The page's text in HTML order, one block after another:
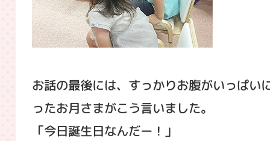
お話の最後には、すっかりお腹がいっぱい
ったお月さまがこう言いました。
「今日誕生日なんだー！」